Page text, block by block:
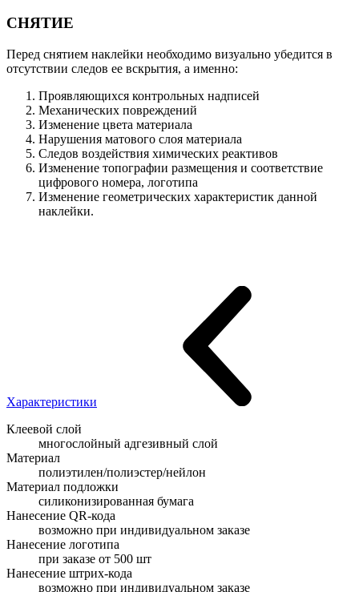
СНЯТИЕ
Перед снятием наклейки необходимо визуально убедится в
отсутствии следов ее вскрытия, а именно:
Проявляющихся контрольных надписей
Механических повреждений
Изменение цвета материала
Нарушения матового слоя материала
Следов воздействия химических реактивов
Изменение топографии размещения и соответствие
цифрового номера, логотипа
Изменение геометрических характеристик данной
наклейки.
Характеристики
Клеевой слой
многослойный адгезивный слой
Материал
полиэтилен/полиэстер/нейлон
Материал подложки
силиконизированная бумага
Нанесение QR-кода
возможно при индивидуальном заказе
Нанесение логотипа
при заказе от 500 шт
Нанесение штрих-кода
возможно при индивидуальном заказе